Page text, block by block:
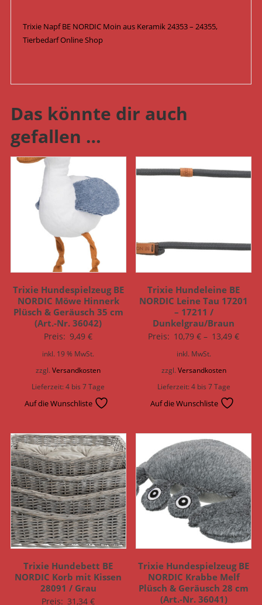
Trixie Napf BE NORDIC Moin aus Keramik 24353 – 24355,
Tierbedarf Online Shop
Das könnte dir auch
gefallen …
Trixie Hundespielzeug BE
NORDIC Möwe Hinnerk
Plüsch & Geräusch 35 cm
(Art.-Nr. 36042)
Preis: 9,49€
inkl. 19 % MwSt.
zzgl.Versandkosten
Lieferzeit:4 bis 7 Tage
Auf die Wunschliste
Trixie Hundeleine BE
NORDIC Leine Tau 17201
– 17211 /
Dunkelgrau/Braun
Preis: 10,79€ – 13,49€
inkl. MwSt.
zzgl. Versandkosten
Lieferzeit:4 bis 7 Tage
Auf die Wunschliste
Trixie Hundebett BE
NORDIC Korb mit Kissen
28091 / Grau
Preis: 31,34€
Trixie Hundespielzeug BE
NORDIC Krabbe Melf
Plüsch & Geräusch 28 cm
(Art.-Nr. 36041)